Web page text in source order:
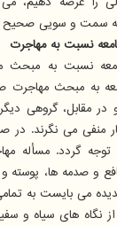
به سمت و سویی صحیح
نسبت به مهاجرت
نسبت به مبحث
به مبحث مهاجرت
مقابل، گروهی
منفی می نگرند. در
گردد. مسأله
و صدمه ها، پوسته و
می بایست به
نگاه های سیاه و